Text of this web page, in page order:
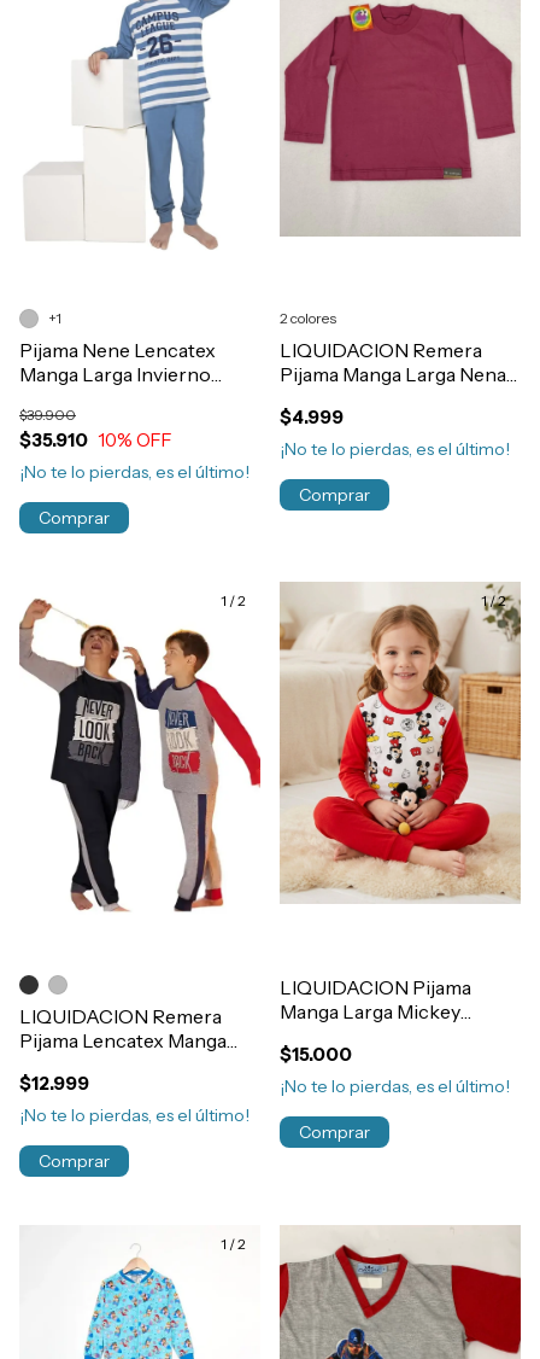
Pijama Nene Lencatex
Manga Larga Invierno
$35.910
$39.900
10% OFF
¡No te lo pierdas, es el último!
+1
Comprar
LIQUIDACION Remera
Pijama Manga Larga Nena
$4.999
¡No te lo pierdas, es el último!
2 colores
Comprar
1 /2
LIQUIDACION Remera
Pijama Lencatex Manga
Algodón Art.23932
$12.999
¡No te lo pierdas, es el último!
Comprar
1/2
LIQUIDACION Pijama
Manga Larga Mickey
Art.709347
$15.000
¡No te lo pierdas, es el último!
Comprar
1 /2